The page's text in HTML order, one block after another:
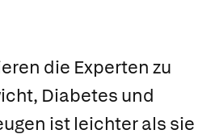
die Experten zu
Diabetes und
ist leichter als sie